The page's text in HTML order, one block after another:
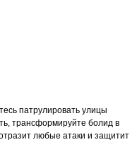
патрулировать улицы
трансформируйте болид в
любые атаки и защитит